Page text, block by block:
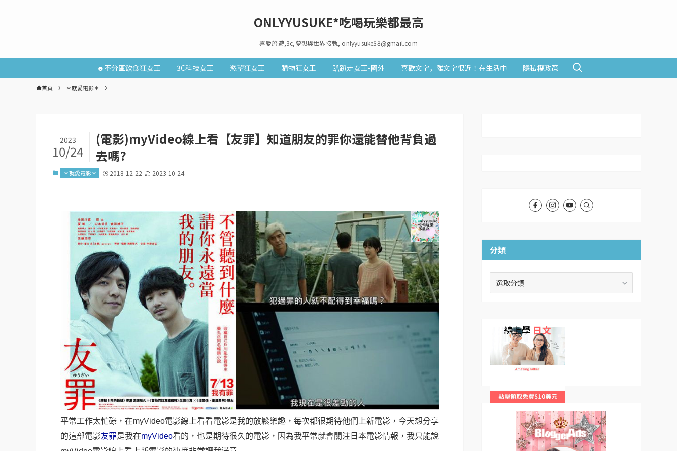
ONLYYUSUKE*吃喝玩樂都最高
喜愛旅遊,3c,夢想與世界接軌, onlyyusuke58@gmail.com
☻不分區飲食狂女王 3C科技女王 慾望狂女王 購物狂女王 趴趴走女王-國外 喜歡文字，離文字很近！在生活中 隱私權政策
首頁 ＊就愛電影＊
(電影)myVideo線上看【友罪】知道朋友的罪你還能替他背負過
去嗎?
2023
10/24
＊就愛電影＊ 2018-12-22 2023-10-24
平常工作太忙碌，在myVideo電影線上看看電影是我的放鬆樂趣，每次都很期待他們上新電影，今天想分享
的這部電影友罪是我在myVideo看的，也是期待很久的電影，因為我平常就會關注日本電影情報，我只能說
分類
線上學 日文